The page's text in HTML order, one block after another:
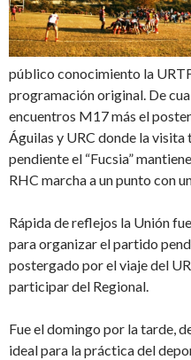
público conocimiento la
programación original. De
encuentros M17 más el
Águilas y URC donde la visita
pendiente el “Fucsia”
RHC marcha a un punto con
Rápida de reflejos la Unión
para organizar el partido
postergado por el viaje del
participar del Regional.
Fue el domingo por la tarde,
ideal para la práctica del